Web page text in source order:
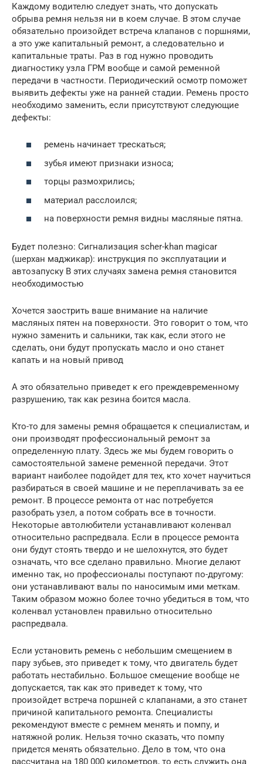
Каждому водителю следует знать, что допускать
обрыва ремня нельзя ни в коем случае. В этом случае
обязательно произойдет встреча клапанов с поршнями,
а это уже капитальный ремонт, а следовательно и
капитальные траты. Раз в год нужно проводить
диагностику узла ГРМ вообще и самой ременной
передачи в частности. Периодический осмотр поможет
выявить дефекты уже на ранней стадии. Ремень просто
необходимо заменить, если присутствуют следующие
дефекты:
ремень начинает трескаться;
зубья имеют признаки износа;
торцы размохрились;
материал расслоился;
на поверхности ремня видны масляные пятна.
Будет полезно: Сигнализация scher-khan magicar
(шерхан маджикар): инструкция по эксплуатации и
автозапуску В этих случаях замена ремня становится
необходимостью
Хочется заострить ваше внимание на наличие
масляных пятен на поверхности. Это говорит о том, что
нужно заменить и сальники, так как, если этого не
сделать, они будут пропускать масло и оно станет
капать и на новый привод
А это обязательно приведет к его преждевременному
разрушению, так как резина боится масла.
Кто-то для замены ремня обращается к специалистам, и
они производят профессиональный ремонт за
определенную плату. Здесь же мы будем говорить о
самостоятельной замене ременной передачи. Этот
вариант наиболее подойдет для тех, кто хочет научиться
разбираться в своей машине и не переплачивать за ее
ремонт. В процессе ремонта от нас потребуется
разобрать узел, а потом собрать все в точности.
Некоторые автолюбители устанавливают коленвал
относительно распредвала. Если в процессе ремонта
они будут стоять твердо и не шелохнутся, это будет
означать, что все сделано правильно. Многие делают
именно так, но профессионалы поступают по-другому:
они устанавливают валы по наносимым ими меткам.
Таким образом можно более точно убедиться в том, что
коленвал установлен правильно относительно
распредвала.
Если установить ремень с небольшим смещением в
пару зубьев, это приведет к тому, что двигатель будет
работать нестабильно. Большое смещение вообще не
допускается, так как это приведет к тому, что
произойдет встреча поршней с клапанами, а это станет
причиной капитального ремонта. Специалисты
рекомендуют вместе с ремнем менять и помпу, и
натяжной ролик. Нельзя точно сказать, что помпу
придется менять обязательно. Дело в том, что она
рассчитана на 180 000 километров, то есть служить она